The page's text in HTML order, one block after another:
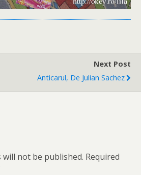
Next Post
Anticarul, De Julian Sachez
will not be published. Required